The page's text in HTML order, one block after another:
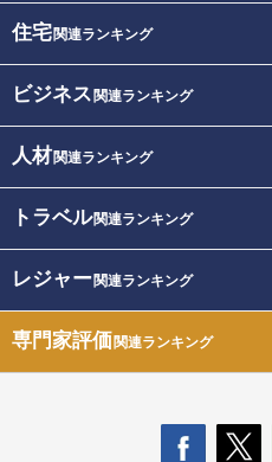
住宅関連ランキング
ビジネス 関連ランキング
人材関連ランキング
トラベル関連ランキング
レジャー関連ランキング
専門家評価関連ランキング